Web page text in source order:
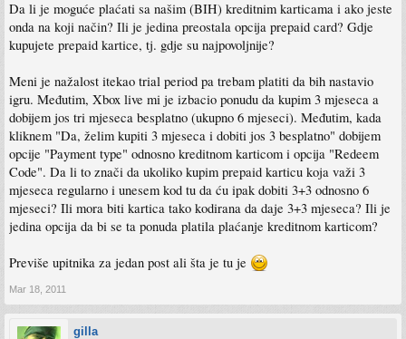
Da li je moguće plaćati sa našim (BIH) kreditnim karticama i ako jeste
onda na koji način? Ili je jedina preostala opcija prepaid card? Gdje
kupujete prepaid kartice, tj. gdje su najpovoljnije?
Meni je nažalost itekao trial period pa trebam platiti da bih nastavio
igru. Međutim, Xbox live mi je izbacio ponudu da kupim 3 mjeseca a
dobijem jos tri mjeseca besplatno (ukupno 6 mjeseci). Međutim, kada
kliknem "Da, želim kupiti 3 mjeseca i dobiti jos 3 besplatno" dobijem
opcije "Payment type" odnosno kreditnom karticom i opcija "Redeem
Code". Da li to znači da ukoliko kupim prepaid karticu koja važi 3
mjeseca regularno i unesem kod tu da ću ipak dobiti 3+3 odnosno 6
mjeseci? Ili mora biti kartica tako kodirana da daje 3+3 mjeseca? Ili je
jedina opcija da bi se ta ponuda platila plaćanje kreditnom karticom?
Previše upitnika za jedan post ali šta je tu je
Mar 18, 2011
gilla